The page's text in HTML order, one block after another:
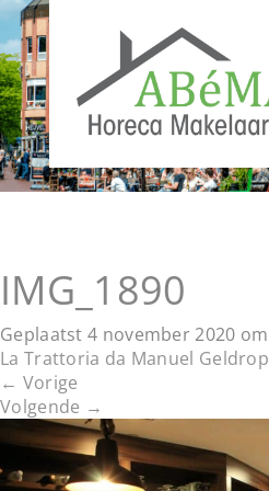
IMG_1890
Geplaatst4 november 2020 om
La Trattoria da Manuel Geldrop
← Vorige
Volgende →